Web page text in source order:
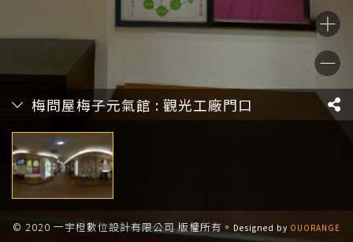
梅問屋梅子元氣館 : 觀光工廠門口
© 2020 一宇橙數位設計有限公司 版權所有。 Designed by OUORANGE